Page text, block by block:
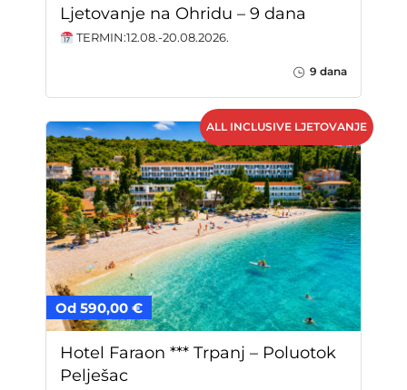
Ljetovanje na Ohridu – 9 dana
TERMIN:12.08.-20.08.2026.
9 dana
ALL INCLUSIVE LJETOVANJE
Od 590,00 €
Hotel Faraon *** Trpanj – Poluotok
Pelješac